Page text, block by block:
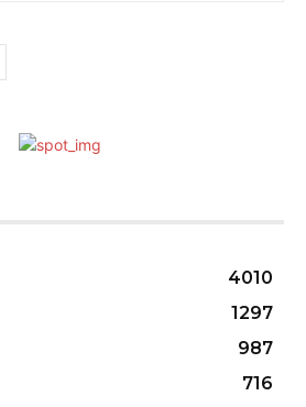
4010
1297
987
716